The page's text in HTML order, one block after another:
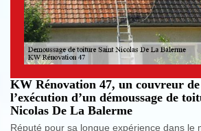
KW Rénovation 47, un couvreur
l’exécution d’un démoussage de
Nicolas De La Balerme
Réputé pour sa longue expérience dans le